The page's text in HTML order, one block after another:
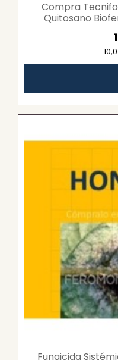
Compra
Quitosano
Fungicida